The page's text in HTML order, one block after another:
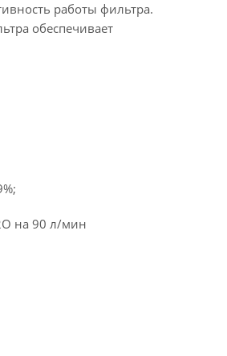
работы фильтра.
обеспечивает
на 90 л/мин